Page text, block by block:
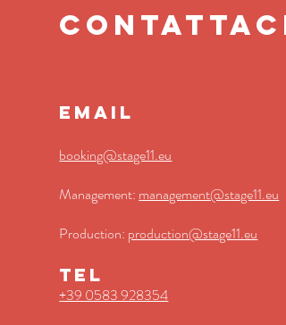
EMAIL
booking@stage11.eu
Management: management@stage11.eu
Production: production@stage11.eu
TEL
+39 0583 928354